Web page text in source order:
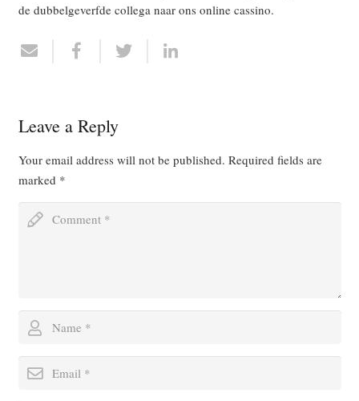
de dubbelgeverfde collega naar ons online cassino.
Leave a Reply
Your email address will not be published. Required fields are
marked *